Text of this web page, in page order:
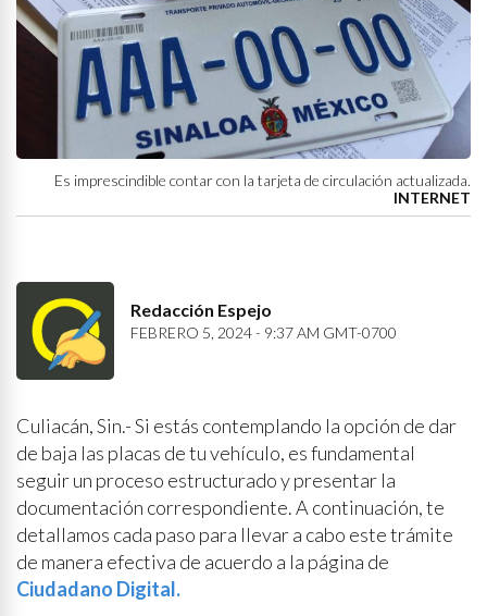
Es imprescindible contar con la tarjeta de circulación actualizada.
INTERNET
Redacción Espejo
FEBRERO 5, 2024 - 9:37 AM GMT-0700
Culiacán, Sin.- Si estás contemplando la opción de dar
de baja las placas de tu vehículo, es fundamental
seguir un proceso estructurado y presentar la
documentación correspondiente. A continuación, te
detallamos cada paso para llevar a cabo este trámite
de manera efectiva de acuerdo a la página de
Ciudadano Digital.